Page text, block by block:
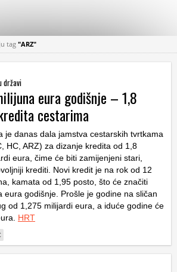
tag "ARZ"
državi
eura godišnje – 1,8
cestarima
je danas dala jamstva cestarskih tvrtkama
HC, ARZ) za dizanje kredita od 1,8
eura, čime će biti zamijenjeni stari,
krediti. Novi kredit je na rok od 12
kamata od 1,95 posto, što će značiti
eura godišnje. Prošle je godine na sličan
od 1,275 milijardi eura, a iduće godine će
HRT